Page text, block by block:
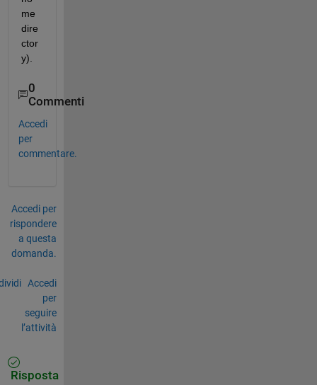
me
dire
ctor
y).
0
Commenti
Accedi
per
commentare.
Accedi per
rispondere
a questa
domanda.
Accedi
per
seguire
l’attività
Risposta